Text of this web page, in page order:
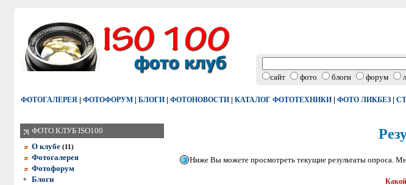
сайт фото блоги форум
ФОТОГАЛЕРЕЯ | ФОТОФОРУМ | БЛОГИ | ФОТОНОВОСТИ | КАТАЛОГ ФОТОТЕХНИКИ | ФОТО ЛИКБЕЗ |
ФОТО КЛУБ ISO100
О клубе (11)
Фотогалерея
Фотофорум
+ Блоги
Ниже Вы можете просмотреть текущие результаты опроса.